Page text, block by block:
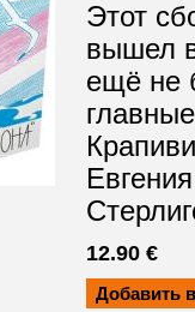
Этот
вышел
ещё не
12.90 €